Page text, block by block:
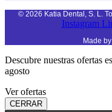
© 2026 Katia Dental, S. L.
Instagram
Made by
Descubre nuestras ofertas
agosto
Ver ofertas
CERRAR